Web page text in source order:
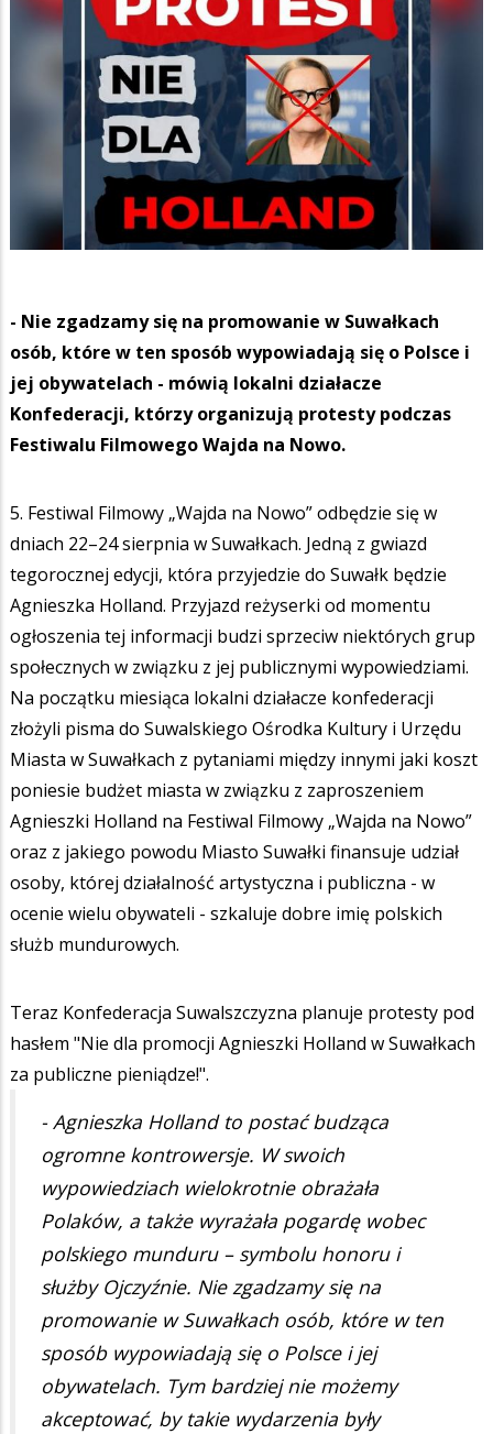
- Nie zgadzamy się na promowanie w Suwałkach
osób, które w ten sposób wypowiadają się o Polsce i
jej obywatelach - mówią lokalni działacze
Konfederacji, którzy organizują protesty podczas
Festiwalu Filmowego Wajda na Nowo.
5. Festiwal Filmowy „Wajda na Nowo” odbędzie się w
dniach 22–24 sierpnia w Suwałkach. Jedną z gwiazd
tegorocznej edycji, która przyjedzie do Suwałk będzie
Agnieszka Holland. Przyjazd reżyserki od momentu
ogłoszenia tej informacji budzi sprzeciw niektórych grup
społecznych w związku z jej publicznymi wypowiedziami.
Na początku miesiąca lokalni działacze konfederacji
złożyli pisma do Suwalskiego Ośrodka Kultury i Urzędu
Miasta w Suwałkach z pytaniami między innymi jaki koszt
poniesie budżet miasta w związku z zaproszeniem
Agnieszki Holland na Festiwal Filmowy „Wajda na Nowo”
oraz z jakiego powodu Miasto Suwałki finansuje udział
osoby, której działalność artystyczna i publiczna - w
ocenie wielu obywateli - szkaluje dobre imię polskich
służb mundurowych.
Teraz Konfederacja Suwalszczyzna planuje protesty pod
hasłem "Nie dla promocji Agnieszki Holland w Suwałkach
za publiczne pieniądze!".
- Agnieszka Holland to postać budząca
ogromne kontrowersje. W swoich
wypowiedziach wielokrotnie obrażała
Polaków, a także wyrażała pogardę wobec
polskiego munduru – symbolu honoru i
służby Ojczyźnie. Nie zgadzamy się na
promowanie w Suwałkach osób, które w ten
sposób wypowiadają się o Polsce i jej
obywatelach. Tym bardziej nie możemy
akceptować, by takie wydarzenia były